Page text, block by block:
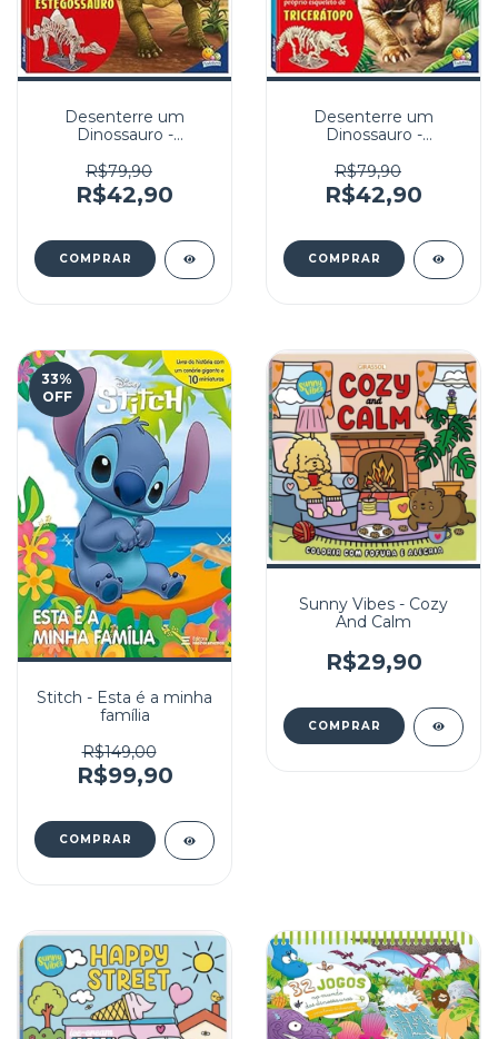
Desenterre um
Dinossauro -
R$79,90
R$42,90
Desenterre um
Dinossauro -
R$79,90
R$42,90
33%
OFF
Stitch - Esta é a minha
família
R$149,00
R$99,90
Sunny Vibes - Cozy
And Calm
R$29,90